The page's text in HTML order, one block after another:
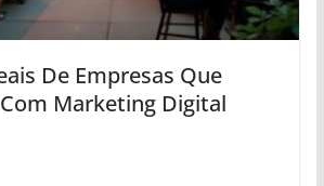
De Empresas Que
Marketing Digital